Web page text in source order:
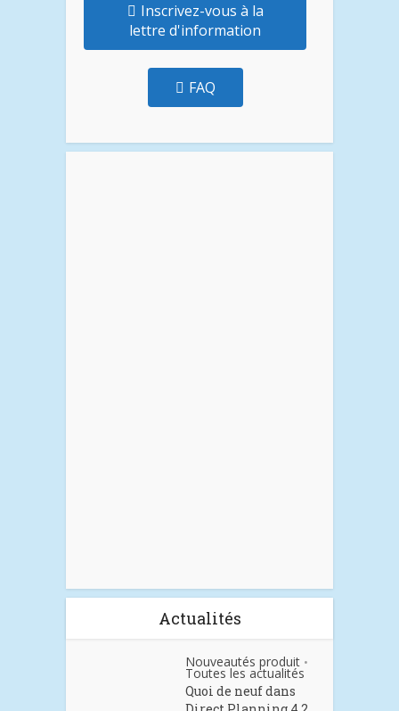
Inscrivez-vous à la
lettre d'information
FAQ
Actualités
Nouveautés produit •
Toutes les actualités
Quoi de neuf dans